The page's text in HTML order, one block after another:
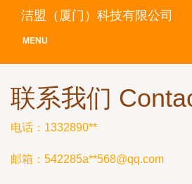
洁盟（厦门）科技有限公司
MENU
联系我们
电话：1332890**
邮箱：542285a**568@qq.com